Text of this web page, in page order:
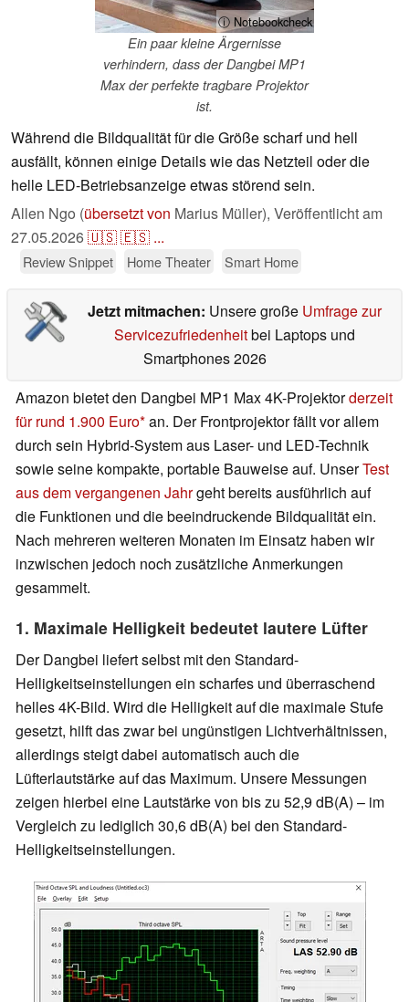
ⓘ Notebookcheck
Ein paar kleine Ärgernisse
verhindern, dass der Dangbei MP1
Max der perfekte tragbare Projektor
ist.
Während die Bildqualität für die Größe scharf und hell
ausfällt, können einige Details wie das Netzteil oder die
helle LED-Betriebsanzeige etwas störend sein.
Allen Ngo (übersetzt von Marius Müller), Veröffentlicht am
27.05.2026🇺🇸🇪🇸 ...
Review Snippet Home Theater Smart Home
Jetzt mitmachen: Unsere große Umfrage zur
Servicezufriedenheitbei Laptops und
Smartphones 2026
Amazon bietet den Dangbei MP1 Max 4K-Projektorderzeit
für rund 1.900 Euro an. Der Frontprojektor fällt vor allem
durch sein Hybrid-System aus Laser- und LED-Technik
sowie seine kompakte, portable Bauweise auf. UnserTest
aus dem vergangenen Jahrgeht bereits ausführlich auf
die Funktionen und die beeindruckende Bildqualität ein.
Nach mehreren weiteren Monaten im Einsatz haben wir
inzwischen jedoch noch zusätzliche Anmerkungen
gesammelt.
1. Maximale Helligkeit bedeutet lautere Lüfter
Der Dangbei liefert selbst mit den Standard-
Helligkeitseinstellungen ein scharfes und überraschend
helles 4K-Bild. Wird die Helligkeit auf die maximale Stufe
gesetzt, hilft das zwar bei ungünstigen Lichtverhältnissen,
allerdings steigt dabei automatisch auch die
Lüfterlautstärke auf das Maximum. Unsere Messungen
zeigen hierbei eine Lautstärke von bis zu 52,9 dB(A) – im
Vergleich zu lediglich 30,6 dB(A) bei den Standard-
Helligkeitseinstellungen.